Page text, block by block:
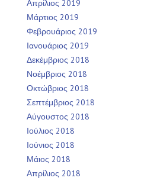
Απρίλιος 2019
Μάρτιος 2019
Φεβρουάριος 2019
Ιανουάριος 2019
Δεκέμβριος 2018
Νοέμβριος 2018
Οκτώβριος 2018
Σεπτέμβριος 2018
Αύγουστος 2018
Ιούλιος 2018
Ιούνιος 2018
Μάιος 2018
Απρίλιος 2018